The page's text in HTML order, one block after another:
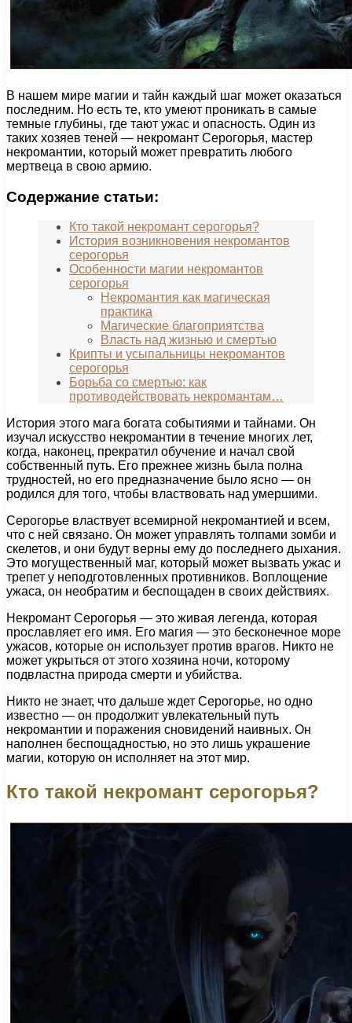
В нашем мире магии и тайн каждый шаг может оказаться
последним. Но есть те, кто умеют проникать в самые
темные глубины, где тают ужас и опасность. Один из
таких хозяев теней — некромант Серогорья, мастер
некромантии, который может превратить любого
мертвеца в свою армию.
Содержание статьи:
Кто такой некромант серогорья?
История возникновения некромантов
серогорья
Особенности магии некромантов
серогорья
Некромантия как магическая
практика
Магические благоприятства
Власть над жизнью и смертью
Крипты и усыпальницы некромантов
серогорья
Борьба со смертью: как
противодействовать некромантам…
История этого мага богата событиями и тайнами. Он
изучал искусство некромантии в течение многих лет,
когда, наконец, прекратил обучение и начал свой
собственный путь. Его прежнее жизнь была полна
трудностей, но его предназначение было ясно — он
родился для того, чтобы властвовать над умершими.
Серогорье властвует всемирной некромантией и всем,
что с ней связано. Он может управлять толпами зомби и
скелетов, и они будут верны ему до последнего дыхания.
Это могущественный маг, который может вызвать ужас и
трепет у неподготовленных противников. Воплощение
ужаса, он необратим и беспощаден в своих действиях.
Некромант Серогорья — это живая легенда, которая
прославляет его имя. Его магия — это бесконечное море
ужасов, которые он использует против врагов. Никто не
может укрыться от этого хозяина ночи, которому
подвластна природа смерти и убийства.
Никто не знает, что дальше ждет Серогорье, но одно
известно — он продолжит увлекательный путь
некромантии и поражения сновидений наивных. Он
наполнен беспощадностью, но это лишь украшение
магии, которую он исполняет на этот мир.
Кто такой некромант серогорья?